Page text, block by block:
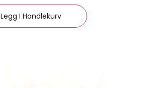
Legg I Handlekurv